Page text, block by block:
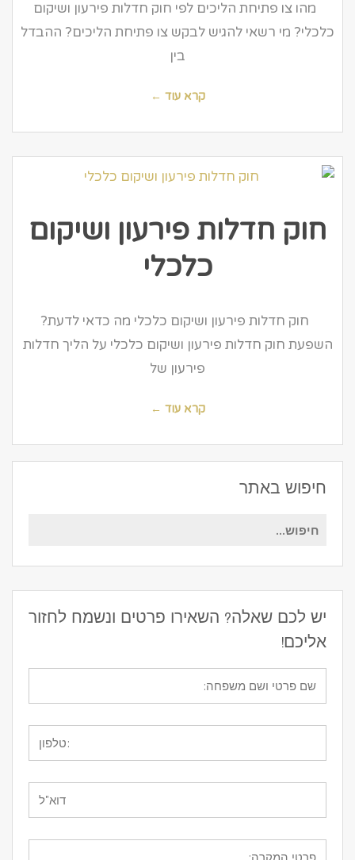
מהו צו פתיחת הליכים לפי חוק חדלות פירעון ושיקום
כלכלי? מי רשאי להגיש לבקש צו פתיחת הליכים? ההבדל
בין
קרא עוד ←
חוק חדלות פירעון ושיקום
כלכלי
חוק חדלות פירעון ושיקום כלכלי מה כדאי לדעת?
השפעת חוק חדלות פירעון ושיקום כלכלי על הליך חדלות
פירעון של
קרא עוד ←
חיפוש באתר
חיפוש
יש לכם שאלה? השאירו פרטים ונשמח לחזור
אליכם!